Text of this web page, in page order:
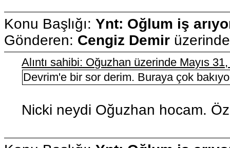
Konu Başlığı: Ynt: Oğlum iş
Gönderen: Cengiz Demir
Alıntı sahibi: Oğuzhan üzerinde Mayıs
Devrim'e bir sor derim. Buraya çok
Nicki neydi Oğuzhan hocam.